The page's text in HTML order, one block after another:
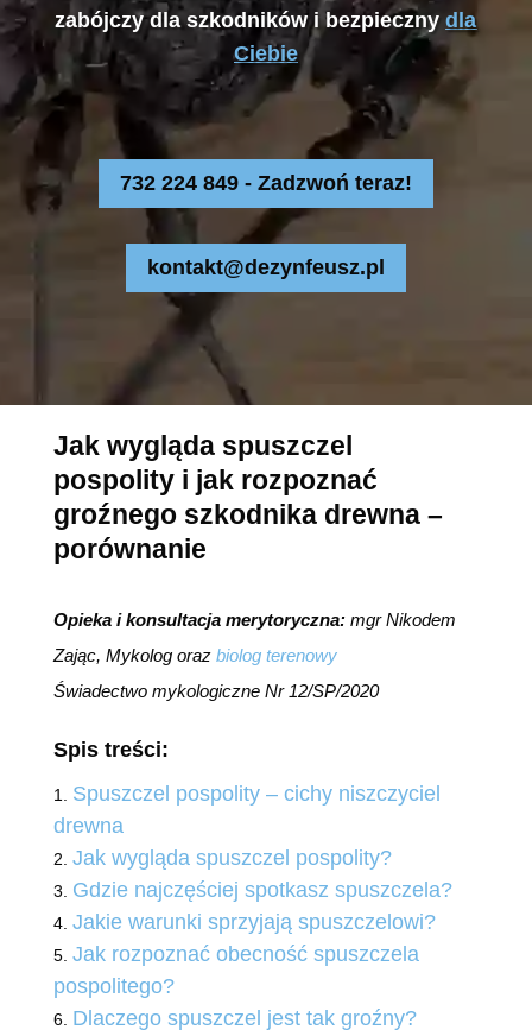
zabójczy dla szkodników i bezpiecznydla
Ciebie
732 224 849 - Zadzwoń teraz!
kontakt@dezynfeusz.pl
Jak wygląda spuszczel
pospolity i jak rozpoznać
groźnego szkodnika drewna –
porównanie
Opieka i konsultacja merytoryczna:mgr Nikodem
Zając, Mykolog oraz biolog terenowy
Świadectwo mykologiczne Nr 12/SP/2020
Spis treści:
Spuszczel pospolity – cichy niszczyciel
drewna
Jak wygląda spuszczel pospolity?
Gdzie najczęściej spotkasz spuszczela?
Jakie warunki sprzyjają spuszczelowi?
Jak rozpoznać obecność spuszczela
pospolitego?
Dlaczego spuszczel jest tak groźny?